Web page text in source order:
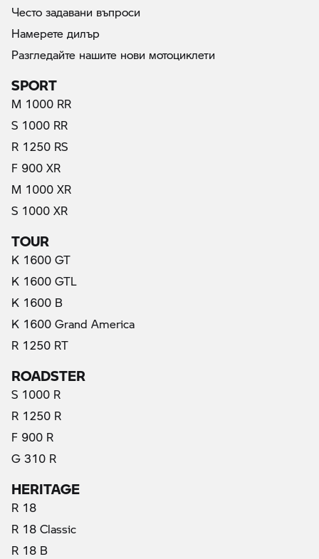
Често задавани въпроси
Намерете дилър
Разгледайте нашите нови мотоциклети
SPORT
M 1000 RR
S 1000 RR
R 1250 RS
F 900 XR
M 1000 XR
S 1000 XR
TOUR
K 1600 GT
K 1600 GTL
K 1600 B
K 1600 Grand America
R 1250 RT
ROADSTER
S 1000 R
R 1250 R
F 900 R
G 310 R(актуални)
HERITAGE
R 18
R 18 Classic
R 18 B